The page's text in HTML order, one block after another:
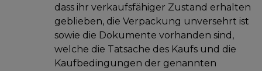
dass ihr verkaufsfähiger Zustand erhalten
geblieben, die Verpackung unversehrt ist
sowie die Dokumente vorhanden sind,
welche die Tatsache des Kaufs und die
Kaufbedingungen der genannten